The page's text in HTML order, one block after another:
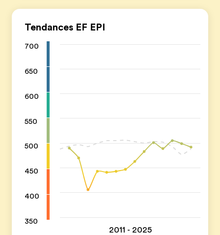
Tendances EF EPI
700
650
600
550
500
450
400
350
2011 - 2025